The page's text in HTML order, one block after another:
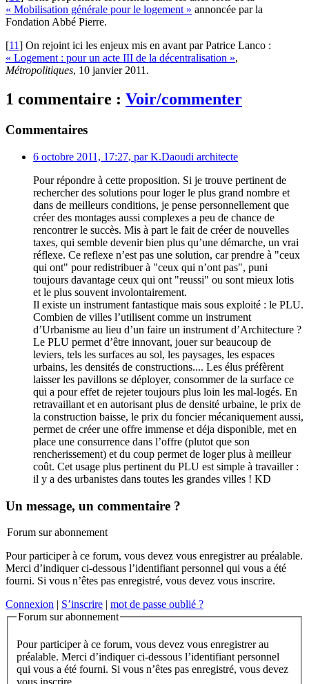
« Mobilisation générale pour le logement » annoncée par la
Fondation Abbé Pierre.
[11] On rejoint ici les enjeux mis en avant par Patrice Lanco :
« Logement : pour un acte III de la décentralisation »,
Métropolitiques, 10 janvier 2011.
1 commentaire : Voir/commenter
Commentaires
6 octobre 2011, 17:27, parK.Daoudi architecte
Pour répondre à cette proposition. Si je trouve pertinent de
rechercher des solutions pour loger le plus grand nombre et
dans de meilleurs conditions, je pense personnellement que
créer des montages aussi complexes a peu de chance de
rencontrer le succès. Mis à part le fait de créer de nouvelles
taxes, qui semble devenir bien plus qu’une démarche, un vrai
réflexe. Ce reflexe n’est pas une solution, car prendre à "ceux
qui ont" pour redistribuer à "ceux qui n’ont pas", puni
toujours davantage ceux qui ont "reussi" ou sont mieux lotis
et le plus souvent involontairement.
Il existe un instrument fantastique mais sous exploité : le PLU.
Combien de villes l’utilisent comme un instrument
d’Urbanisme au lieu d’un faire un instrument d’Architecture ?
Le PLU permet d’être innovant, jouer sur beaucoup de
leviers, tels les surfaces au sol, les paysages, les espaces
urbains, les densités de constructions.... Les élus préfèrent
laisser les pavillons se déployer, consommer de la surface ce
qui a pour effet de rejeter toujours plus loin les mal-logés. En
retravaillant et en autorisant plus de densité urbaine, le prix de
la construction baisse, le prix du foncier mécaniquement aussi,
permet de créer une offre immense et déja disponible, met en
place une consurrence dans l’offre (plutot que son
rencherissement) et du coup permet de loger plus à meilleur
coût. Cet usage plus pertinent du PLU est simple à travailler :
il y a des urbanistes dans toutes les grandes villes ! KD
Un message, un commentaire ?
Forum sur abonnement
Pour participer à ce forum, vous devez vous enregistrer au préalable.
Merci d’indiquer ci-dessous l’identifiant personnel qui vous a été
fourni. Si vous n’êtes pas enregistré, vous devez vous inscrire.
Connexion
S’inscrire
mot de passe oublié ?
Forum sur abonnement
Pour participer à ce forum, vous devez vous enregistrer au
préalable. Merci d’indiquer ci-dessous l’identifiant personnel
qui vous a été fourni. Si vous n’êtes pas enregistré, vous devez
vous inscrire.